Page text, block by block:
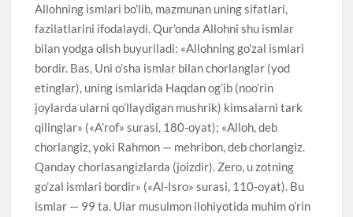
Allohning ismlari bo’lib, mazmunan uning sifatlari,
fazilatlarini ifodalaydi. Qur’onda Allohni shu ismlar
bilan yodga olish buyuriladi: «Allohning go’zal ismlari
bordir. Bas, Uni o’sha ismlar bilan chorlanglar (yod
etinglar), uning ismlarida Haqdan og’ib (noo’rin
joylarda ularni qo’llaydigan mushrik) kimsalarni tark
qilinglar» («A’rof» surasi, 180-oyat); «Alloh, deb
chorlangiz, yoki Rahmon — mehribon, deb chorlangiz.
Qanday chorlasangizlarda (joizdir). Zero, u zotning
go’zal ismlari bordir» («Al-Isro» surasi, 110-oyat). Bu
ismlar — 99 ta. Ular musulmon ilohiyotida muhim o’rin